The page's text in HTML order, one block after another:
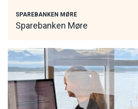
SPAREBANKEN MØRE
Sparebanken Møre